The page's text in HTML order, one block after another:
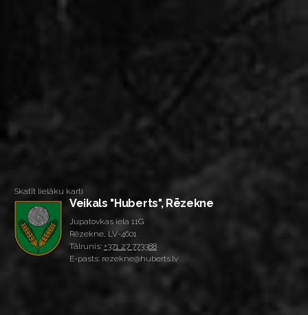
Skatīt lielāku karti
Veikals "Huberts", Rēzekne
Jupatovkas iela 11G
Rēzekne, LV-4601
Tālrunis: +371 27 773388
E-pasts: rezekne@huberts.lv